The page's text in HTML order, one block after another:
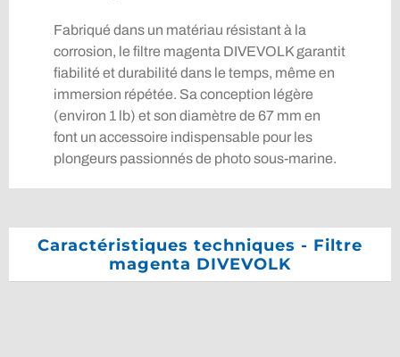
Fabriqué dans un matériau résistant à la
corrosion, le filtre magenta DIVEVOLK garantit
fiabilité et durabilité dans le temps, même en
immersion répétée. Sa conception légère
(environ 1 lb) et son diamètre de 67 mm en
font un accessoire indispensable pour les
plongeurs passionnés de photo sous-marine.
Caractéristiques techniques - Filtre
magenta DIVEVOLK